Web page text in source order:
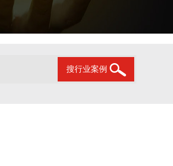
搜行业案例